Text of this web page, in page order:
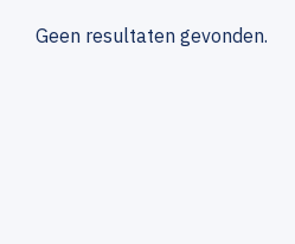
Geen resultaten gevonden.